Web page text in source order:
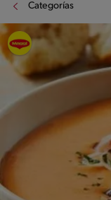
Categorías